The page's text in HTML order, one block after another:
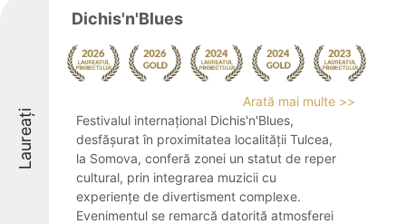
Laureați
Dichis'n'Blues
Arată mai multe >>
Festivalul internațional Dichis'n'Blues,
desfășurat în proximitatea localității Tulcea,
la Somova, conferă zonei un statut de reper
cultural, prin integrarea muzicii cu
experiențe de divertisment complexe.
Evenimentul se remarcă datorită atmosferei